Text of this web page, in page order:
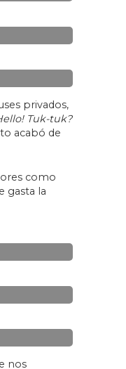
privados,
Tuk-tuk?
acabó de
como
gasta la
nos